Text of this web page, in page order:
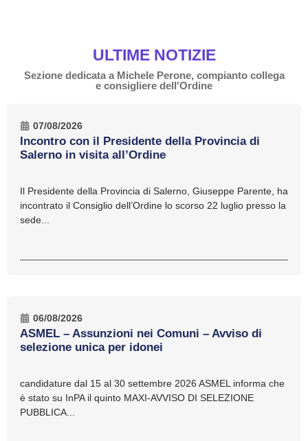
ULTIME NOTIZIE
Sezione dedicata a Michele Perone, compianto collega
e consigliere dell'Ordine
07/08/2026
Incontro con il Presidente della Provincia di
Salerno in visita all’Ordine
Il Presidente della Provincia di Salerno, Giuseppe Parente, ha
incontrato il Consiglio dell’Ordine lo scorso 22 luglio presso la
sede...
06/08/2026
ASMEL – Assunzioni nei Comuni – Avviso di
selezione unica per idonei
candidature dal 15 al 30 settembre 2026 ASMEL informa che
è stato su InPA il quinto MAXI-AVVISO DI SELEZIONE
PUBBLICA...